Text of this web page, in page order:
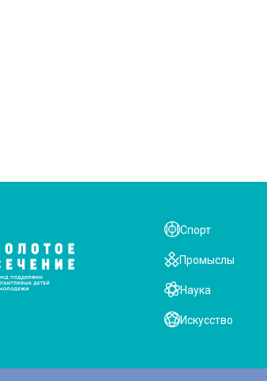
Наука
Спорт
Искусство
Промыслы